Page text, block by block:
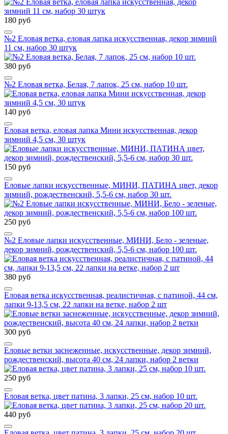
180 руб
№2 Еловая ветка, еловая лапка искусственная, декор зимний
11 см, набор 30 штук
380 руб
№2 Еловая ветка, Белая, 7 лапок, 25 см, набор 10 шт.
140 руб
Еловая ветка, еловая лапка Мини искусственная, декор
зимний 4,5 см, 30 штук
150 руб
Еловые лапки искусственные, МИНИ, ПАТИНА цвет, декор
зимний, рождественский, 5,5-6 см, набор 30 шт.
250 руб
№2 Еловые лапки искусственные, МИНИ, Бело - зеленые,
декор зимний, рождественский, 5,5-6 см, набор 100 шт.
380 руб
Еловая ветка искусственная, реалистичная, с патиной, 44 см,
лапки 9-13,5 см, 22 лапки на ветке, набор 2 шт
300 руб
Еловые ветки заснеженные, искусственные, декор зимний,
рождественский, высота 40 см, 24 лапки, набор 2 ветки
250 руб
Еловая ветка, цвет патина, 3 лапки, 25 см, набор 10 шт.
440 руб